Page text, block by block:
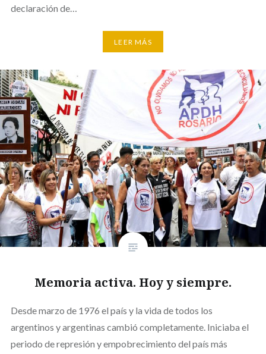
declaración de…
LEER MÁS
Memoria activa. Hoy y siempre.
Desde marzo de 1976 el país y la vida de todos los
argentinos y argentinas cambió completamente. Iniciaba el
periodo de represión y empobrecimiento del país más